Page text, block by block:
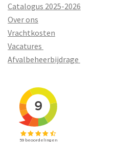
Catalogus 2025-2026
Over ons
Vrachtkosten
Vacatures
Afvalbeheerbijdrage